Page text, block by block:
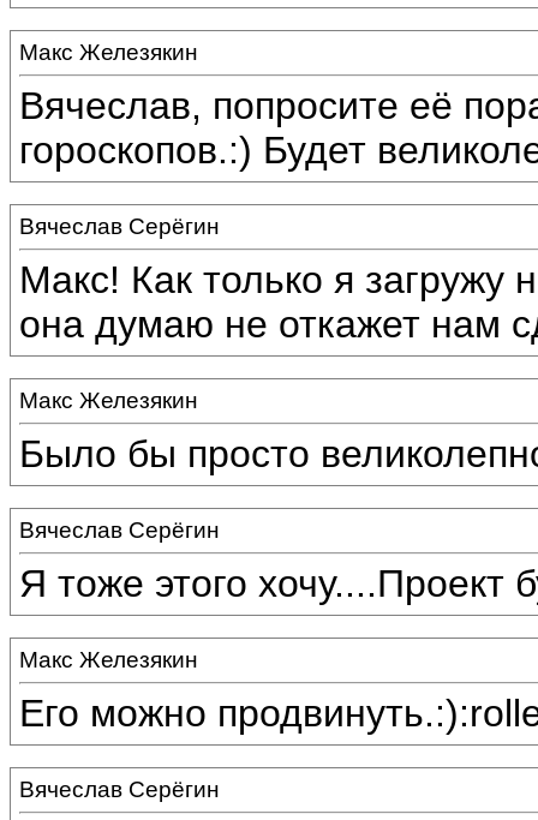
Макс Железякин
Вячеслав, попросите её
гороскопов.:) Будет
Вячеслав Серёгин
Макс! Как только я загружу
она думаю не откажет нам
Макс Железякин
Было бы просто
Вячеслав Серёгин
Я тоже этого хочу....Проект
Макс Железякин
Его можно
Вячеслав Серёгин